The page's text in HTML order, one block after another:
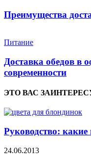
Преимущества
Питание
Доставка обедов в
современности
ЭТО ВАС
Руководство:
24.06.2013